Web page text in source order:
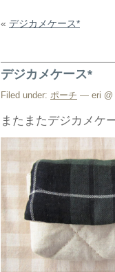
ふ
ポ
ー
チ
シ
シ
*
は
« デジカメケース*
デジカメケース*
Filed under: ポーチ — eri @
またまたデジカメケ